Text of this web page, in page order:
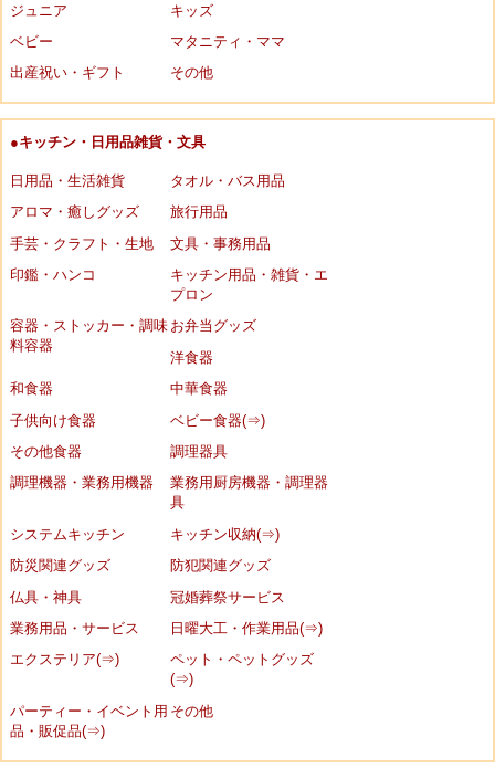
ジュニア
キッズ
ベビー
マタニティ・ママ
出産祝い・ギフト
その他
●キッチン・日用品雑貨・文具
日用品・生活雑貨
タオル・バス用品
アロマ・癒しグッズ
旅行用品
手芸・クラフト・生地
文具・事務用品
印鑑・ハンコ
キッチン用品・雑貨・エ
プロン
容器・ストッカー・調味
料容器
お弁当グッズ
洋食器
和食器
中華食器
子供向け食器
ベビー食器(⇒)
その他食器
調理器具
調理機器・業務用機器
業務用厨房機器・調理器
具
システムキッチン
キッチン収納(⇒)
防災関連グッズ
防犯関連グッズ
仏具・神具
冠婚葬祭サービス
業務用品・サービス
日曜大工・作業用品(⇒)
エクステリア(⇒)
ペット・ペットグッズ
(⇒)
パーティー・イベント用
品・販促品(⇒)
その他